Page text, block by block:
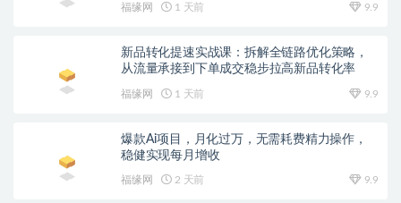
福缘网 1 天前 9.9
新品转化提速实战课：拆解全链路优化策略，
从流量承接到下单成交稳步拉高新品转化率
福缘网 1 天前 9.9
爆款Ai项目，月化过万，无需耗费精力操作，
稳健实现每月增收
福缘网 2 天前 9.9